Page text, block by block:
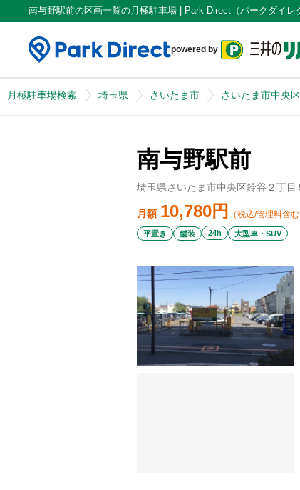
南与野駅前の区画一覧の月極駐車場 | Park Direct（パークダイレ
powered by
月極駐車場検索 埼玉県 さいたま市 さいたま市中央区
南与野駅前
埼玉県さいたま市中央区鈴谷２丁目
月額 10,780円 （税込/管理料含む
平置き 舗装 24h 大型車・SUV